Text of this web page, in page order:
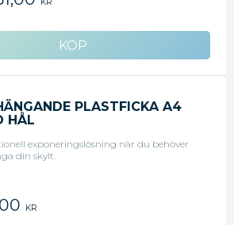
PLASTFICKA A4
HÅL
exponeringslösning när du behöver
din skylt.
KR